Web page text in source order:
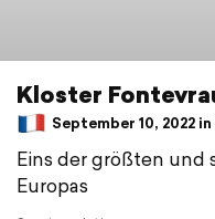
Kloster
September 10, 2022 in
Eins der größten und
Europas